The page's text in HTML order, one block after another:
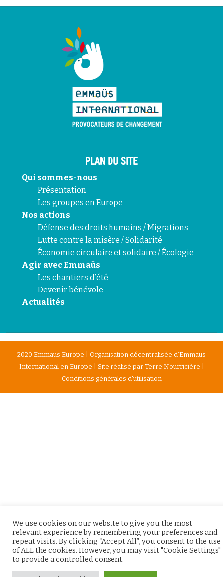
PLAN DU SITE
Qui sommes-nous
Présentation
Les groupes en Europe
Nos actions
Défense des droits humains / Migrations
Lutte contre la misère / Solidarité
Économie circulaire et solidaire / Écologie
Agir avec Emmaüs
Les chantiers d’été
Devenir bénévole
Actualités
2020 Emmaüs Europe | Organisation décentralisée d’Emmaüs
International en Europe | Site réalisé par Terre Nourricière
Conditions générales d'utilisation
We use cookies on our website to give you the most
relevant experience by remembering your preferences and
repeat visits. By clicking “Accept All”, you consent to the use
of ALL the cookies. However, you may visit "Cookie Settings"
to provide a controlled consent.